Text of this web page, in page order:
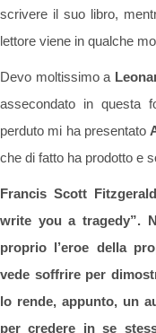
scrivere il suo libro,
lettore viene in qualche
Devo moltissimo a
assecondato in questa
perduto mi ha presentato
che di fatto ha prodotto e
Francis Scott
write you a tragedy”.
proprio l’eroe della
vede soffrire per
lo rende, appunto, un
per credere in se